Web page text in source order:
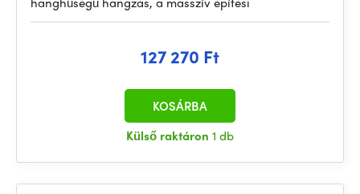
127 270 Ft
Külső raktáron 1 db
KOSÁRBA